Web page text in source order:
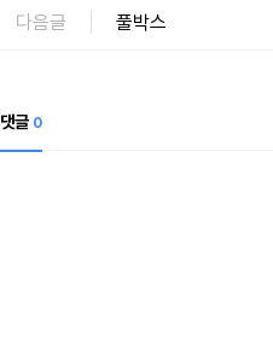
다음글 풀박스
댓글 0